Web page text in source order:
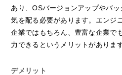
あり、OSバージョンアップやバ
気を配る必要があります。エンジ
企業ではもちろん、豊富な企業で
力できるというメリットがあります
デメリット